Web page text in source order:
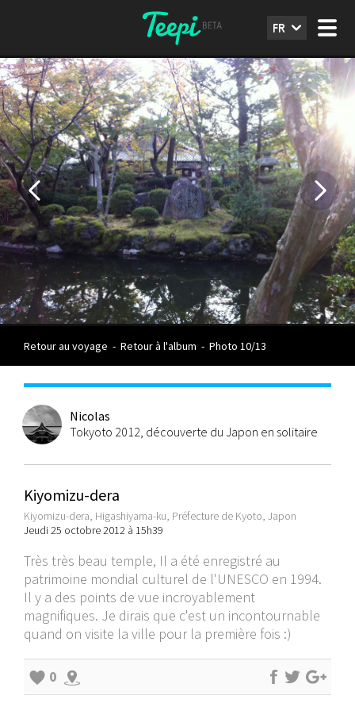
FR
Retour au voyage - Retour à l'album - Photo 10/13
Nicolas
Tokyoto 2012, découverte du Japon en solitaire
Kiyomizu-dera
Kiyomizu-dera, Higashiyama-ku, Préfecture de Kyoto, Japon
Jeudi 25 octobre 2012 à 15h39
Très très beau temple, Il a été enregistré au
patrimoine mondial culturel de l'UNESCO en 1994.
Il y a des points de vue incroyablement
magnifiques. Je dirais que c'est un incontournable
quand on visite la ville pour la première fois :)
0